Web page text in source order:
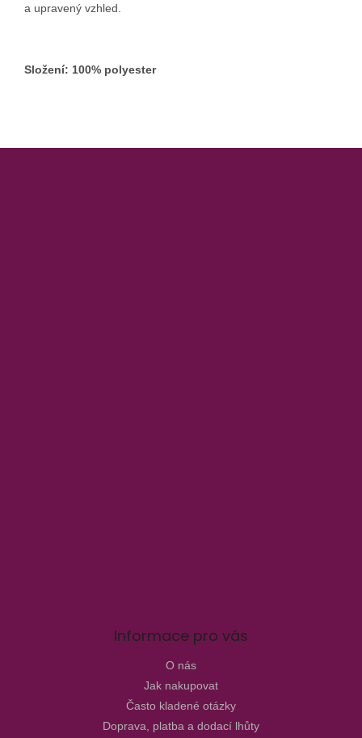
a upravený vzhled.
Složení: 100% polyester
Informace pro vás
O nás
Jak nakupovat
Často kladené otázky
Doprava, platba a dodací lhůty